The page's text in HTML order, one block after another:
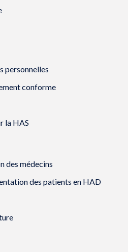
ê
t
e
ê
)
personnelles
conforme
la HAS
des médecins
des patients en HAD